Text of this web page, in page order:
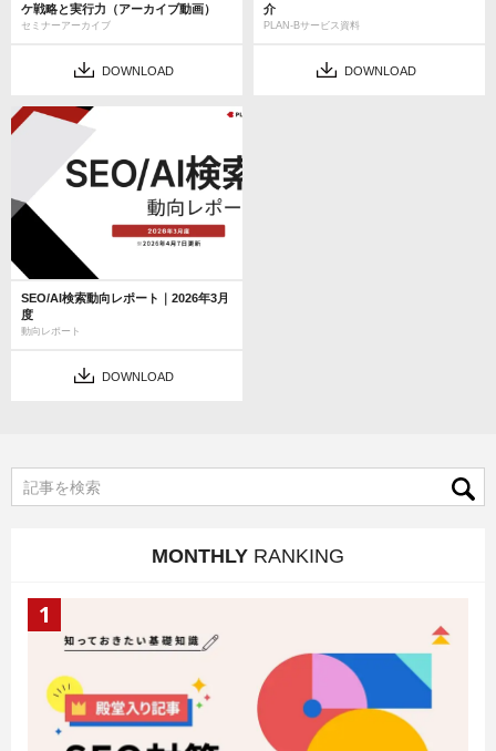
ケ戦略と実行力（アーカイブ動画）
セミナーアーカイブ
DOWNLOAD
介
PLAN-Bサービス資料
DOWNLOAD
SEO/AI検索動向レポート｜2026年3月
度
動向レポート
DOWNLOAD
MONTHLY RANKING